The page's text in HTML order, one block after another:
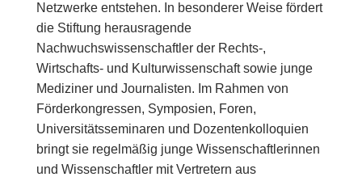
Netzwerke entstehen. In besonderer Weise fördert
die Stiftung herausragende
Nachwuchswissenschaftler der Rechts-,
Wirtschafts- und Kulturwissenschaft sowie junge
Mediziner und Journalisten. Im Rahmen von
Förderkongressen, Symposien, Foren,
Universitätsseminaren und Dozentenkolloquien
bringt sie regelmäßig junge Wissenschaftlerinnen
und Wissenschaftler mit Vertretern aus